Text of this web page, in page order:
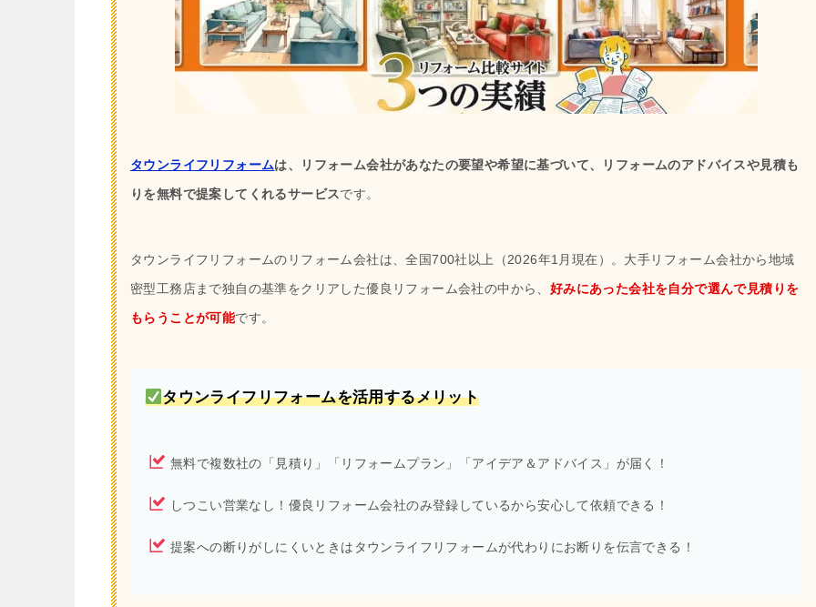
タウンライフリフォームは、リフォーム会社があなたの要望や希望に基づいて、リフォームのアドバイスや見積も
りを無料で提案してくれるサービスです。
タウンライフリフォームのリフォーム会社は、全国700社以上（2026年1月現在）。大手リフォーム会社から地域
密型工務店まで独自の基準をクリアした優良リフォーム会社の中から、 好みにあった会社を自分で選んで見積りを
もらうことが可能です。
タウンライフリフォームを活用するメリット
無料で複数社の「見積り」「リフォームプラン」「アイデア＆アドバイス」が届く！
しつこい営業なし！優良リフォーム会社のみ登録しているから安心して依頼できる！
提案への断りがしにくいときはタウンライフリフォームが代わりにお断りを伝言できる！